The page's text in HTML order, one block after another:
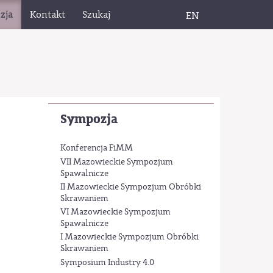
Kontakt Szukaj EN
Sympozja
Konferencja FiMM
VII Mazowieckie Sympozjum
Spawalnicze
II Mazowieckie Sympozjum Obróbki
Skrawaniem
VI Mazowieckie Sympozjum
Spawalnicze
I Mazowieckie Sympozjum Obróbki
Skrawaniem
Symposium Industry 4.0